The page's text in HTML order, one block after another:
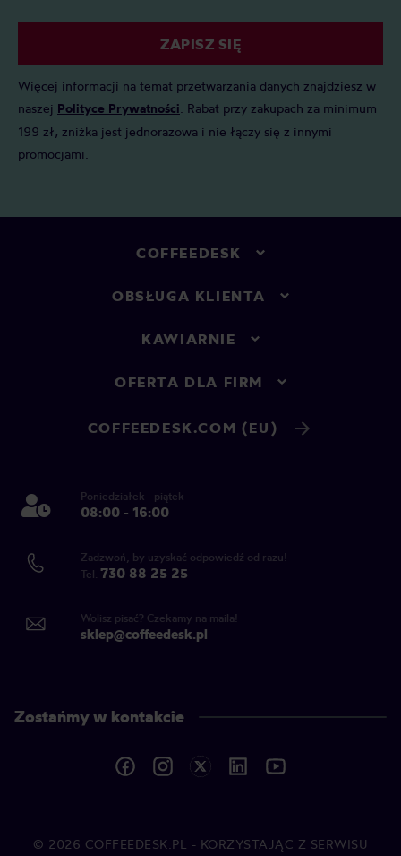
ZAPISZ SIĘ
Więcej informacji na temat przetwarzania danych znajdziesz w
naszej Polityce Prywatności . Rabat przy zakupach za minimum
199 zł, zniżka jest jednorazowa i nie łączy się z innymi
promocjami.
COFFEEDESK
OBSŁUGA KLIENTA
KAWIARNIE
OFERTA DLA FIRM
COFFEEDESK.COM (EU)
Poniedziałek - piątek
08:00 - 16:00
Zadzwoń, by uzyskać odpowiedź od razu!
Tel. 730 88 25 25
Wolisz pisać? Czekamy na maila!
sklep@coffeedesk.pl
Zostańmy w kontakcie
© 2026 COFFEEDESK.PL - KORZYSTAJĄC Z SERWISU